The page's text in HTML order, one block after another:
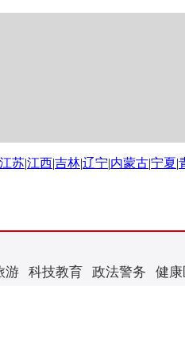
江苏|江西|吉林|辽宁|内蒙古|宁夏|
游 科技教育 政法警务 健